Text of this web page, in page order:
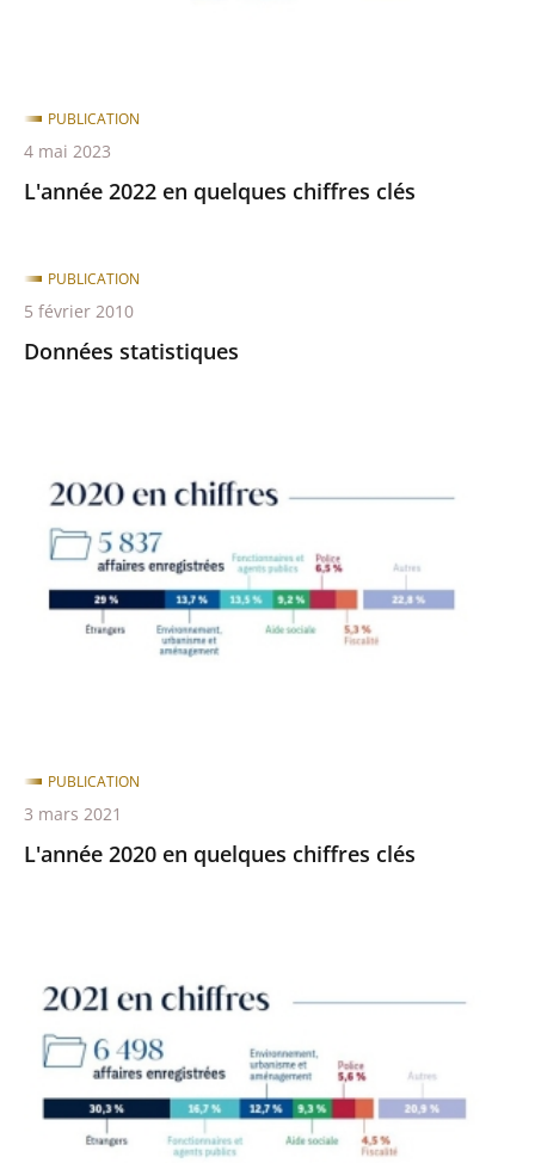
L'année 2022 en quelques chiffres clés
PUBLICATION
4 mai 2023
Données statistiques
PUBLICATION
5 février 2010
quelques
chiffres
clés
L'année 2020 en quelques chiffres clés
PUBLICATION
3 mars 2021
en
quelques
chiffres
clés